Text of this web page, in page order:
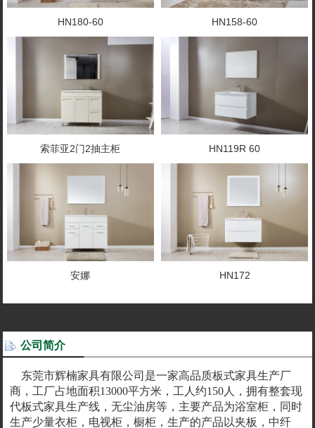
HN180-60 HN158-60
索菲亚2门2抽主柜 HN119R 60
安娜 HN172
公司简介
东莞市辉楠家具有限公司是一家高品质板式家具生产厂
商，工厂占地面积13000平方米，工人约150人，拥有整套现
代板式家具生产线，无尘油房等，主要产品为浴室柜，同时
生产少量衣柜，电视柜，橱柜，生产的产品以夹板，中纤